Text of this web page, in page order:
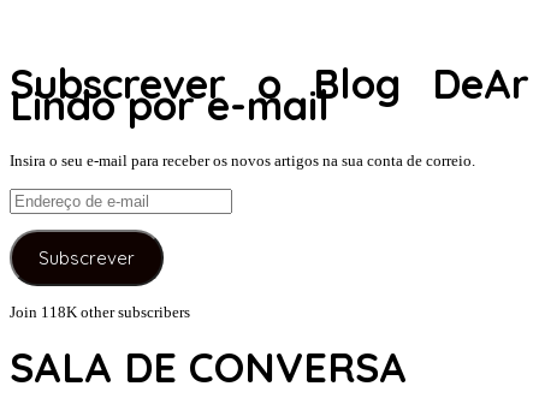
Subscrever o Blog DeAr
Lindo por e-mail
Insira o seu e-mail para receber os novos artigos na sua conta de correio.
Endereço
de
e-
mail
Subscrever
Join 118K other subscribers
SALA DE CONVERSA